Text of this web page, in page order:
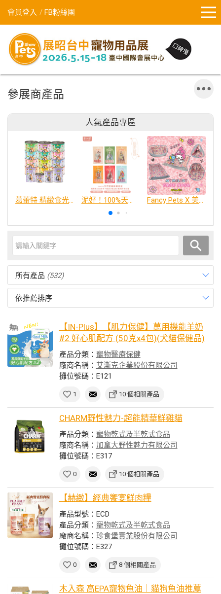
會員登入 FB粉絲團
參展商產品
人氣產品專區
葛蕾特 精緻食光 主食貓罐、貓餐包 泥好！100%天然營養蔬果肉泥 Fancy Pets X 美樂蒂 百變造型寵物睡床墊
所有產品 (532)
依推薦排序
【IN-Plus】【肌力保健】萬用機能羊奶
#2 好心肌配方 (50克x4包)(犬貓保健品)
產品分類： 寵物醫療保健
廠商名稱： 艾澌克企業股份有限公司
攤位號碼：E121
1 10 個相關產品
CHARM野性魅力-超能精華鮮雞貓
產品分類： 寵物乾式及半乾式食品
廠商名稱： 加拿大野性魅力有限公司
攤位號碼：E317
0 10 個相關產品
【赫緻】經典饗宴鮮肉糧
產品型號：ECD
產品分類： 寵物乾式及半乾式食品
廠商名稱： 珍食堡實業股份有限公司
攤位號碼：E327
0 8 個相關產品
木入森 高EPA寵物魚油｜貓狗魚油推薦